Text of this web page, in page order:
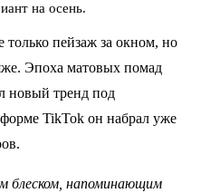
на осень.
пейзаж за окном, но
Эпоха матовых помад
новый тренд под
TikTok он набрал уже
блеском, напоминающим